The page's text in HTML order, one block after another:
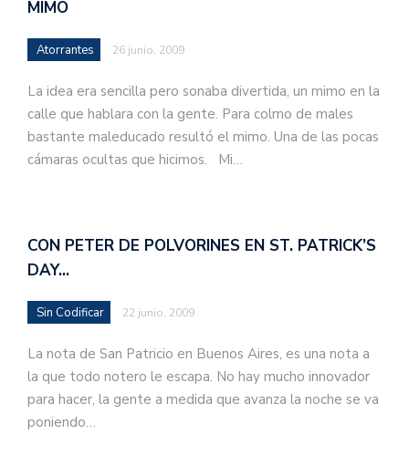
MIMO
Atorrantes 26 junio, 2009
La idea era sencilla pero sonaba divertida, un mimo en la
calle que hablara con la gente. Para colmo de males
bastante maleducado resultó el mimo. Una de las pocas
cámaras ocultas que hicimos. Mi…
CON PETER DE POLVORINES EN ST. PATRICK’S
DAY…
Sin Codificar 22 junio, 2009
La nota de San Patricio en Buenos Aires, es una nota a
la que todo notero le escapa. No hay mucho innovador
para hacer, la gente a medida que avanza la noche se va
poniendo…